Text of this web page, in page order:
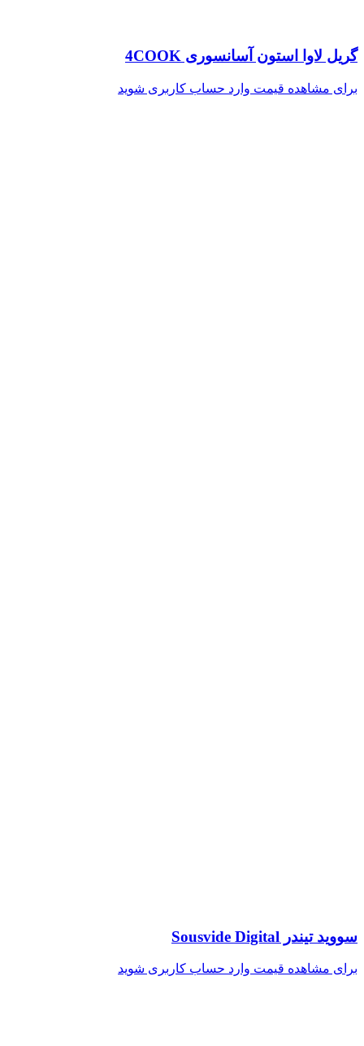
گریل لاوا استون آسانسوری 4COOK
برای مشاهده قیمت وارد حساب کاربری شوید
سووید تیندر Sousvide Digital
برای مشاهده قیمت وارد حساب کاربری شوید